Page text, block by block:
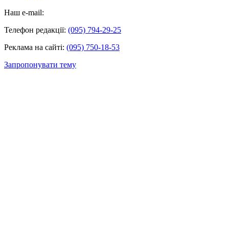
Наш e-mail:
Телефон редакції: (095) 794-29-25
Реклама на сайті: (095) 750-18-53
Запропонувати тему